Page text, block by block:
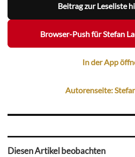
Beitrag zur Leseliste
Browser-Push für Stefan
In der App
Autorenseite:
Diesen Artikel beobachten